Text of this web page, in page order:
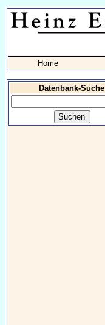
Home
Datenbank-Suche